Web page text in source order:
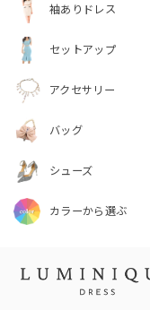
袖ありドレス
セットアップ
アクセサリー
バッグ
シューズ
カラーから選ぶ